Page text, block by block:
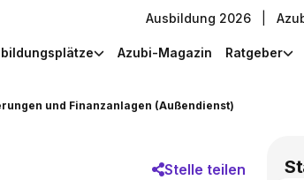
Ausbildung 2026
Azubi-Magazin Ratgeber
und Finanzanlagen (Außendienst)
Stelle teilen